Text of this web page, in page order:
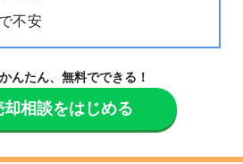
不安
んたん、無料でできる！
却相談をはじめる